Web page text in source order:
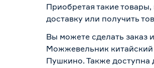
Приобретая такие
доставку или получить
Вы можете сделать заказ
Можжевельник китайский
Пушкино. Также доступна